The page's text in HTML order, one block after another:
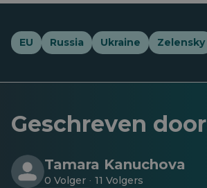
EU Russia Ukraine Zelensky
Geschreven door
Tamara Kanuchova
0 Volger · 11 Volgers